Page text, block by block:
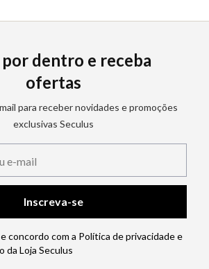
dentro e receba
ofertas
para receber novidades e promoções
exclusivas Seculus
Inscreva-se
concordo com a Política de privacidade e
da Loja Seculus